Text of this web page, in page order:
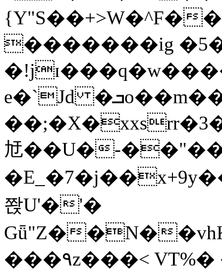
{Y"S��+>W�^F�
�������ig
e�`Jd �ܒo��m��1��d|
㝼��U�-
쫝U'�'�
Gǖ"Z��N�
���٩z���< VT%� �}z�XEu�<ं�Q!